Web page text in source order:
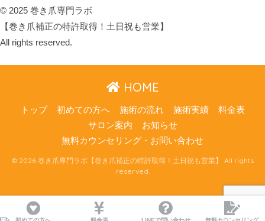
© 2025 巻き爪専門ラボ
【巻き爪補正の特許取得！土日祝も営業】
All rights reserved.
HOME
トップ 初めての方へ 施術の流れ 施術実績
料金表
サロン案内
お知らせ
無料カウンセリング・お問い合わせ
© 2026 巻き爪専門ラボ【巻き爪補正の特許取得！土日祝も営業】 All rights
reserved.